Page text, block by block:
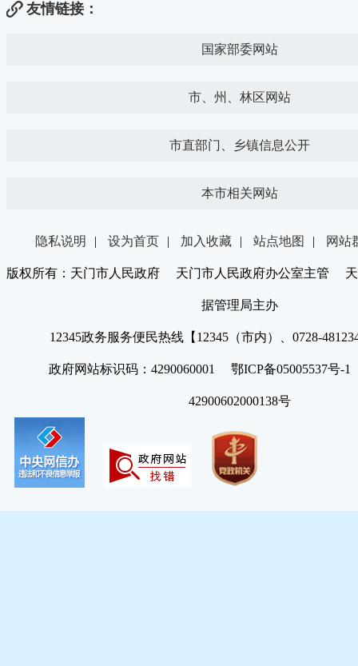
友情链接：
国家部委网站
市、州、林区网站
市直部门、乡镇信息公开
本市相关网站
隐私说明 | 设为首页 | 加入收藏 | 站点地图 | 网站
版权所有：天门市人民政府 天门市人民政府办公室主管 天
据管理局主办
12345政务服务便民热线【12345（市内）、0728-
政府网站标识码：4290060001 鄂ICP备05005537号
42900602000138号